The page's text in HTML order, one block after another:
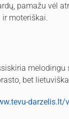
pamažu vėl
moteriškai.
melodingu
bet
darzelis.lt/